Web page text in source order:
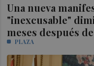
Una nueva
"inexcusable"
meses después
PLAZA